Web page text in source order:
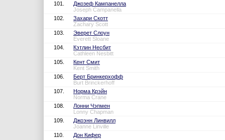
101.
Джозеф Кампанелла
Joseph Campanella
102.
Захари Скотт
Zachary Scott
103.
Эверет Слоун
Everett Sloane
104.
Кэтлин Несбит
Cathleen Nesbitt
105.
Кент Смит
Kent Smith
106.
Берт Бринкерхофф
Burt Brinckerhoff
107.
Норма Крэйн
Norma Crane
108.
Лонни Чэпмен
Lonny Chapman
109.
Джоэнн Линвилл
Joanne Linville
110.
Дон Кифер